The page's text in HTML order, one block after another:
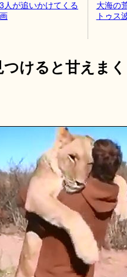
人が追いかけてくる
大海の
トゥス
つけると甘えま